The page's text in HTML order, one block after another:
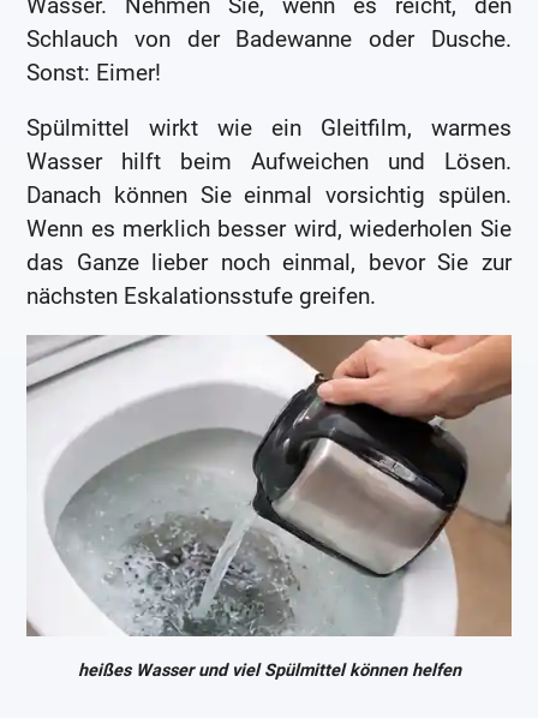
Wasser. Nehmen Sie, wenn es reicht, den
Schlauch von der Badewanne oder Dusche.
Sonst: Eimer!
Spülmittel wirkt wie ein Gleitfilm, warmes
Wasser hilft beim Aufweichen und Lösen.
Danach können Sie einmal vorsichtig spülen.
Wenn es merklich besser wird, wiederholen Sie
das Ganze lieber noch einmal, bevor Sie zur
nächsten Eskalationsstufe greifen.
heißes Wasser und viel Spülmittel können helfen